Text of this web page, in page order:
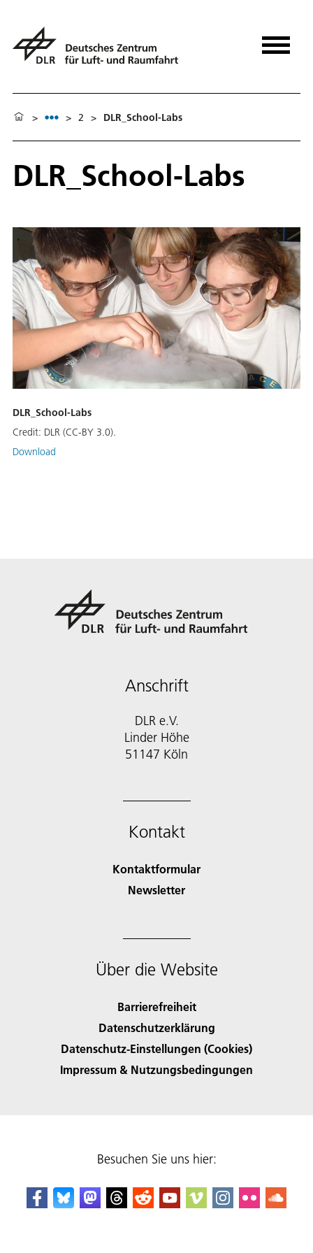
> > 2 > DLR_School-Labs
DLR_School-Labs
DLR_School-Labs
Credit: DLR (CC-BY 3.0).
Download
Anschrift
DLR e.V.
Linder Höhe
51147 Köln
Kontakt
Kontaktformular
Newsletter
Über die Website
Barrierefreiheit
Datenschutzerklärung
Datenschutz-Einstellungen (Cookies)
Impressum & Nutzungsbedingungen
Besuchen Sie uns hier: